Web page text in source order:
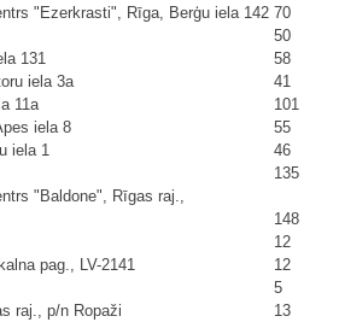
"Ezerkrasti", Rīga, Berģu iela 142 70
50
131
58
iela 3a
41
11a
101
iela 8
55
iela 1
46
135
"Baldone", Rīgas raj.,
148
12
pag., LV-2141
12
5
raj., p/n Ropaži
13